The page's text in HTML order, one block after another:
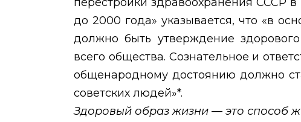
до 2000 года» указывается, что «в
должно быть утверждение
всего общества. Сознательное и
общенародному достоянию должно
советских людей»*.
Здоровый образ жизни — это способ